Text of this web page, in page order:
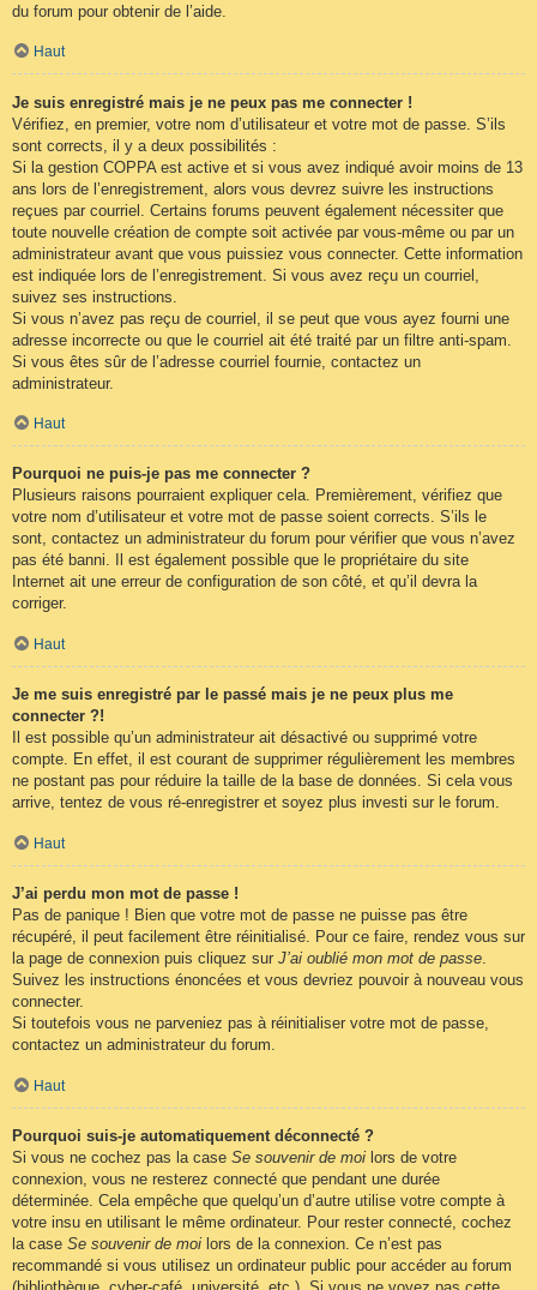
du forum pour obtenir de l’aide.
Haut
Je suis enregistré mais je ne peux pas me connecter !
Vérifiez, en premier, votre nom d’utilisateur et votre mot de passe. S’ils
sont corrects, il y a deux possibilités :
Si la gestion COPPA est active et si vous avez indiqué avoir moins de 13
ans lors de l’enregistrement, alors vous devrez suivre les instructions
reçues par courriel. Certains forums peuvent également nécessiter que
toute nouvelle création de compte soit activée par vous-même ou par un
administrateur avant que vous puissiez vous connecter. Cette information
est indiquée lors de l’enregistrement. Si vous avez reçu un courriel,
suivez ses instructions.
Si vous n’avez pas reçu de courriel, il se peut que vous ayez fourni une
adresse incorrecte ou que le courriel ait été traité par un filtre anti-spam.
Si vous êtes sûr de l’adresse courriel fournie, contactez un
administrateur.
Haut
Pourquoi ne puis-je pas me connecter ?
Plusieurs raisons pourraient expliquer cela. Premièrement, vérifiez que
votre nom d’utilisateur et votre mot de passe soient corrects. S’ils le
sont, contactez un administrateur du forum pour vérifier que vous n’avez
pas été banni. Il est également possible que le propriétaire du site
Internet ait une erreur de configuration de son côté, et qu’il devra la
corriger.
Haut
Je me suis enregistré par le passé mais je ne peux plus me
connecter ?!
Il est possible qu’un administrateur ait désactivé ou supprimé votre
compte. En effet, il est courant de supprimer régulièrement les membres
ne postant pas pour réduire la taille de la base de données. Si cela vous
arrive, tentez de vous ré-enregistrer et soyez plus investi sur le forum.
Haut
J’ai perdu mon mot de passe !
Pas de panique ! Bien que votre mot de passe ne puisse pas être
récupéré, il peut facilement être réinitialisé. Pour ce faire, rendez vous sur
la page de connexion puis cliquez sur J’ai oublié mon mot de passe.
Suivez les instructions énoncées et vous devriez pouvoir à nouveau vous
connecter.
Si toutefois vous ne parveniez pas à réinitialiser votre mot de passe,
contactez un administrateur du forum.
Haut
Pourquoi suis-je automatiquement déconnecté ?
Si vous ne cochez pas la case Se souvenir de moi lors de votre
connexion, vous ne resterez connecté que pendant une durée
déterminée. Cela empêche que quelqu’un d’autre utilise votre compte à
votre insu en utilisant le même ordinateur. Pour rester connecté, cochez
la case Se souvenir de moi lors de la connexion. Ce n’est pas
recommandé si vous utilisez un ordinateur public pour accéder au forum